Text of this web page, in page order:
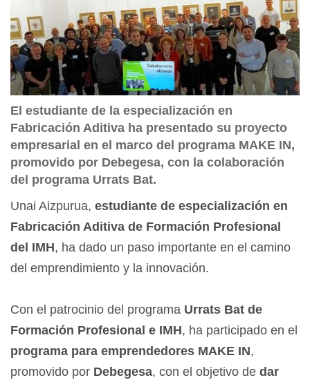
El estudiante de la especialización en
Fabricación Aditiva ha presentado su proyecto
empresarial en el marco del programa MAKE IN,
promovido por Debegesa, con la colaboración
del programa Urrats Bat.
Unai Aizpurua, estudiante de especialización en
Fabricación Aditiva de Formación Profesional
del IMH, ha dado un paso importante en el camino
del emprendimiento y la innovación.
Con el patrocinio del programa Urrats Bat de
Formación Profesional e IMH, ha participado en el
programa para emprendedores MAKE IN,
promovido por Debegesa, con el objetivo de dar